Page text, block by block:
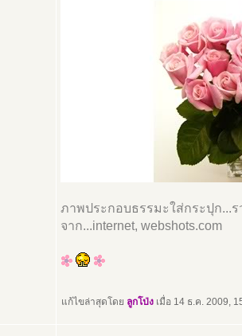
ภาพประกอบธรรมะใส่กระปุก...
จาก...internet, webshots.com
แก้ไขล่าสุดโดย ลูกโป่ง เมื่อ 14 ธ.ค. 2009,